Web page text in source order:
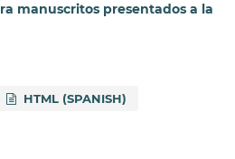
manuscritos presentados a la
HTML (SPANISH)